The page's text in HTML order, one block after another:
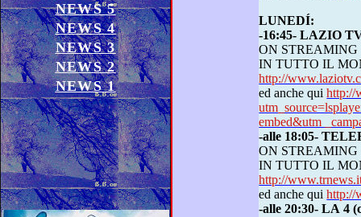
NEWS 5
NEWS 4
NEWS 3
NEWS 2
NEWS 1
LUNEDÍ:
-16:45- LAZIO
ON STREAMING
IN
http://
ed anche quihttp://
embed&utm
-alle 18:05-
ON STREAMING
IN
http://
ed anche quihttp://
-alle 20:30- LA 4